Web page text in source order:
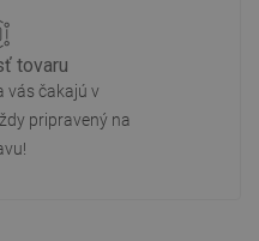
tovaru
vás čakajú v
pripravený na